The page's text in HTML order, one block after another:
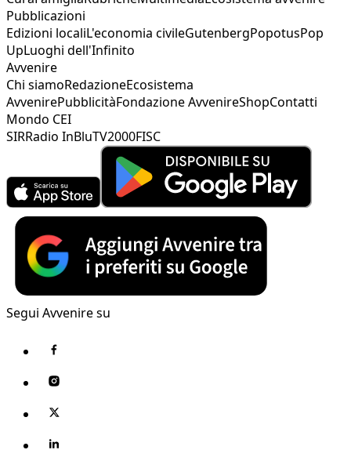
Pubblicazioni
Edizioni localiL'economia civileGutenbergPopotusPop
UpLuoghi dell'Infinito
Avvenire
Chi siamoRedazioneEcosistema
AvvenirePubblicitàFondazione AvvenireShopContatti
Mondo CEI
SIRRadio InBluTV2000FISC
Segui Avvenire su